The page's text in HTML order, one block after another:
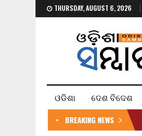
THURSDAY, AUGUST 6, 2026
ଓଡିଶା ଦେଶ ବିଦେଶ
BREAKING NEWS